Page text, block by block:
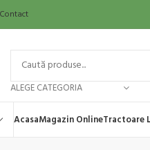
Contact
ALEGE CATEGORIA
AcasaMagazin OnlineTractoare